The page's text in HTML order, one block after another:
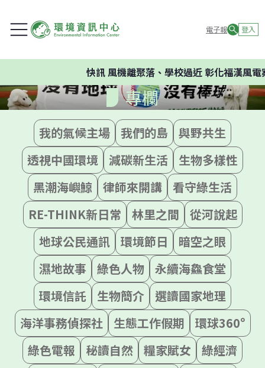
電子報 登入
快訊風機離聚落、學校過近 彰化福漢風電
專欄
我的氣候主場 我們的島
與野共生
透視中國環境
減碳新生活
生物多樣性
黑潮海嶼鯨
律師來開講
看守綠生活
RE-THINK新日常
林里之間
從河說起
地球公民通訊
環境節日
暗空之眼
濕地故事
綠色人物
永續海鱻食堂
環境信託
生物簡介
選讀國家地理
海洋事務偵探社
生態工作假期
環球360°
綠色電報
秘讀自然 糧家賦女
綠經濟